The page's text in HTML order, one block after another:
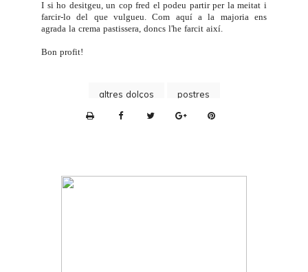
I si ho desitgeu, un cop fred el podeu partir per la meitat i
farcir-lo del que vulgueu. Com aquí a la majoria ens
agrada la crema pastissera, doncs l'he farcit així.
Bon profit!
altres dolços
postres
n